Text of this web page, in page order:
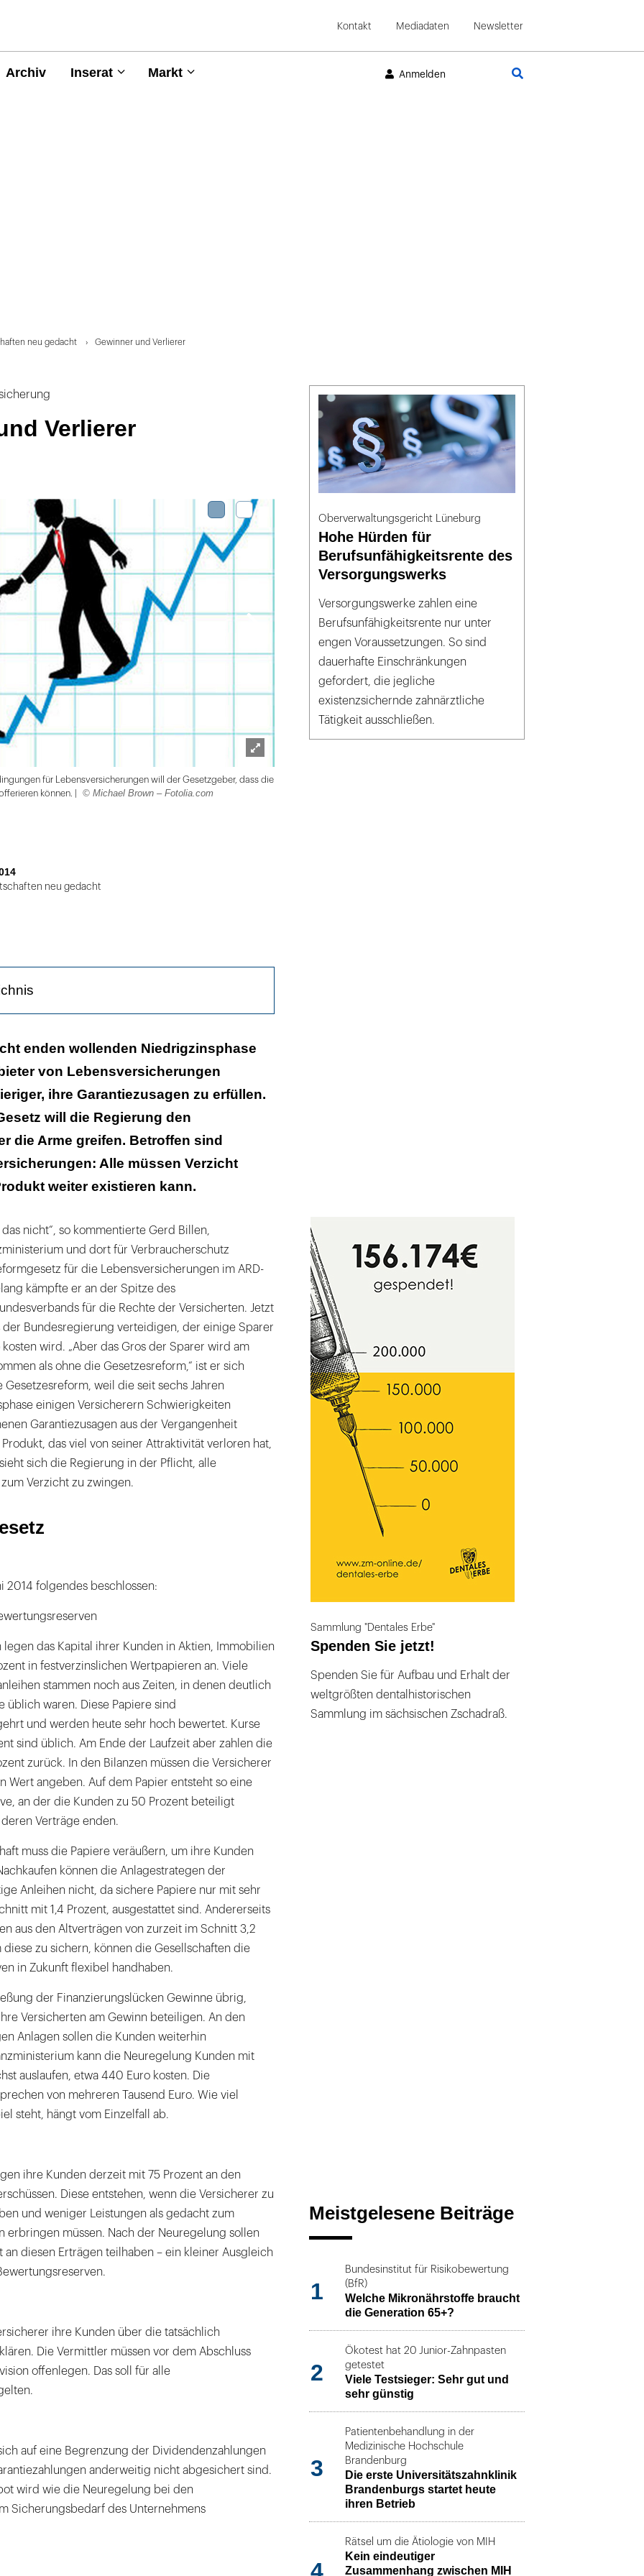
Kontakt Mediadaten Newsletter
Archiv Inserat Markt Anmelden
neu gedacht Gewinner und Verlierer
Verlierer
Lightbox
öffnen
für Lebensversicherungen will der Gesetzgeber, dass die
können. |
© Michael Brown – Fotolia.com
neu gedacht
enden wollenden Niedrigzinsphase
von Lebensversicherungen
ihre Garantiezusagen zu erfüllen.
will die Regierung den
die Arme greifen. Betroffen sind
Alle müssen Verzicht
weiter existieren kann.
nicht“, so kommentierte Gerd Billen,
und dort für Verbraucherschutz
für die Lebensversicherungen im ARD-
kämpfte er an der Spitze des
für die Rechte der Versicherten. Jetzt
der Bundesregierung verteidigen, der einige Sparer
wird. „Aber das Gros der Sparer wird am
als ohne die Gesetzesreform,“ ist er sich
weil die seit sechs Jahren
einigen Versicherern Schwierigkeiten
Garantiezusagen aus der Vergangenheit
das viel von seiner Attraktivität verloren hat,
sich die Regierung in der Pflicht, alle
Verzicht zu zwingen.
2014 folgendes beschlossen:
legen das Kapital ihrer Kunden in Aktien, Immobilien
in festverzinslichen Wertpapieren an. Viele
stammen noch aus Zeiten, in denen deutlich
üblich waren. Diese Papiere sind
und werden heute sehr hoch bewertet. Kurse
sind üblich. Am Ende der Laufzeit aber zahlen die
zurück. In den Bilanzen müssen die Versicherer
Wert angeben. Auf dem Papier entsteht so eine
an der die Kunden zu 50 Prozent beteiligt
Verträge enden.
muss die Papiere veräußern, um ihre Kunden
können die Anlagestrategen der
Anleihen nicht, da sichere Papiere nur mit sehr
mit 1,4 Prozent, ausgestattet sind. Andererseits
aus den Altverträgen von zurzeit im Schnitt 3,2
diese zu sichern, können die Gesellschaften die
in Zukunft flexibel handhaben.
der Finanzierungslücken Gewinne übrig,
Versicherten am Gewinn beteiligen. An den
Anlagen sollen die Kunden weiterhin
kann die Neuregelung Kunden mit
auslaufen, etwa 440 Euro kosten. Die
von mehreren Tausend Euro. Wie viel
steht, hängt vom Einzelfall ab.
ihre Kunden derzeit mit 75 Prozent an den
Diese entstehen, wenn die Versicherer zu
und weniger Leistungen als gedacht zum
erbringen müssen. Nach der Neuregelung sollen
an diesen Erträgen teilhaben – ein kleiner Ausgleich
ihre Kunden über die tatsächlich
Die Vermittler müssen vor dem Abschluss
offenlegen. Das soll für alle
auf eine Begrenzung der Dividendenzahlungen
anderweitig nicht abgesichert sind.
wird wie die Neuregelung bei den
Sicherungsbedarf des Unternehmens
Oberverwaltungsgericht Lüneburg
Hohe Hürden für
Berufsunfähigkeitsrente des
Versorgungswerks
Versorgungswerke zahlen eine
Berufsunfähigkeitsrente nur unter
engen Voraussetzungen. So sind
dauerhafte Einschränkungen
gefordert, die jegliche
existenzsichernde zahnärztliche
Tätigkeit ausschließen.
Sammlung "Dentales Erbe"
Spenden Sie jetzt!
Spenden Sie für Aufbau und Erhalt der
weltgrößten dentalhistorischen
Sammlung im sächsischen Zschadraß.
Meistgelesene Beiträge
1
Bundesinstitut für Risikobewertung
(BfR)
Welche Mikronährstoffe braucht
die Generation 65+?
2
Ökotest hat 20 Junior-Zahnpasten
getestet
Viele Testsieger: Sehr gut und
sehr günstig
3
Patientenbehandlung in der
Medizinische Hochschule
Brandenburg
Die erste Universitätszahnklinik
Brandenburgs startet heute
ihren Betrieb
4
Rätsel um die Ätiologie von MIH
Kein eindeutiger
Zusammenhang zwischen MIH